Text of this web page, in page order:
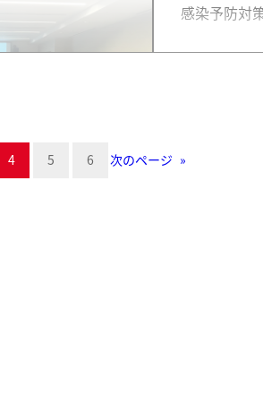
感染予防対
4 5 6 次のページ »